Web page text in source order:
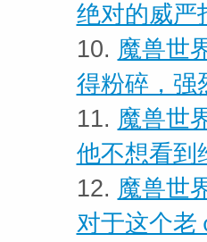
绝对的威严
10. 魔兽世
得粉碎，强
11. 魔兽世
他不想看到
12. 魔兽世
对于这个老